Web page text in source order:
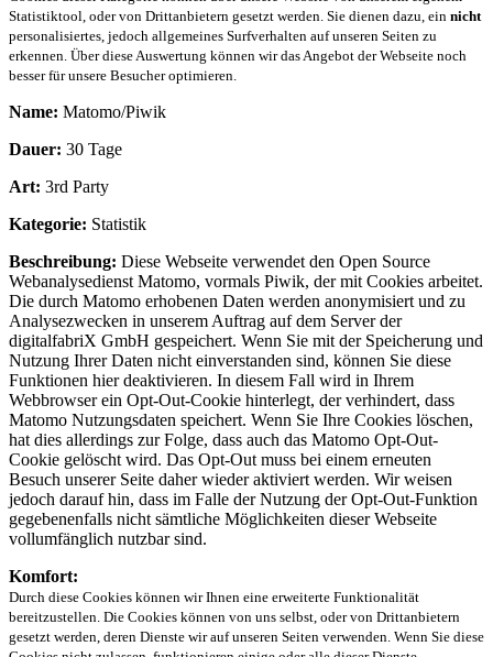
Statistiktool, oder von Drittanbietern gesetzt werden. Sie dienen dazu, ein nicht
personalisiertes, jedoch allgemeines Surfverhalten auf unseren Seiten zu
erkennen. Über diese Auswertung können wir das Angebot der Webseite noch
besser für unsere Besucher optimieren.
Name: Matomo/Piwik
Dauer: 30 Tage
Art: 3rd Party
Kategorie: Statistik
Beschreibung: Diese Webseite verwendet den Open Source
Webanalysedienst Matomo, vormals Piwik, der mit Cookies arbeitet.
Die durch Matomo erhobenen Daten werden anonymisiert und zu
Analysezwecken in unserem Auftrag auf dem Server der
digitalfabriX GmbH gespeichert. Wenn Sie mit der Speicherung und
Nutzung Ihrer Daten nicht einverstanden sind, können Sie diese
Funktionen hier deaktivieren. In diesem Fall wird in Ihrem
Webbrowser ein Opt-Out-Cookie hinterlegt, der verhindert, dass
Matomo Nutzungsdaten speichert. Wenn Sie Ihre Cookies löschen,
hat dies allerdings zur Folge, dass auch das Matomo Opt-Out-
Cookie gelöscht wird. Das Opt-Out muss bei einem erneuten
Besuch unserer Seite daher wieder aktiviert werden. Wir weisen
jedoch darauf hin, dass im Falle der Nutzung der Opt-Out-Funktion
gegebenenfalls nicht sämtliche Möglichkeiten dieser Webseite
vollumfänglich nutzbar sind.
Komfort:
Durch diese Cookies können wir Ihnen eine erweiterte Funktionalität
bereitzustellen. Die Cookies können von uns selbst, oder von Drittanbietern
gesetzt werden, deren Dienste wir auf unseren Seiten verwenden. Wenn Sie diese